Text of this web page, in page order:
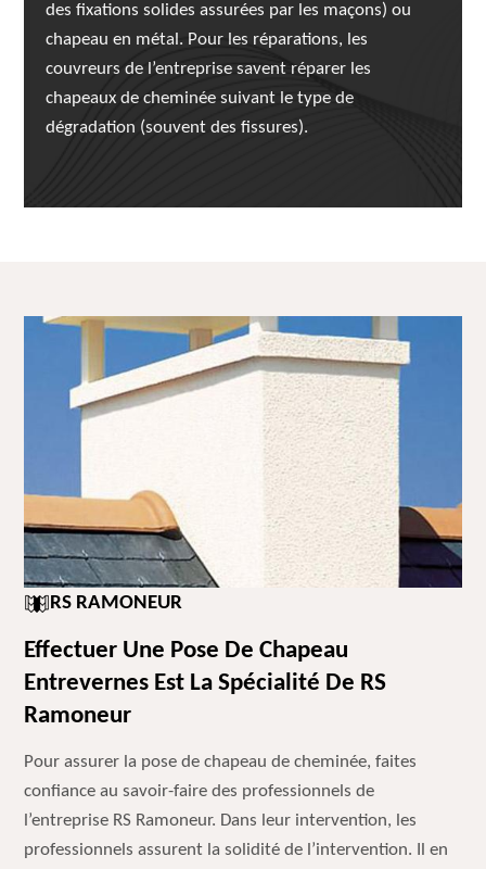
des fixations solides assurées par les maçons) ou
chapeau en métal. Pour les réparations, les
couvreurs de l’entreprise savent réparer les
chapeaux de cheminée suivant le type de
dégradation (souvent des fissures).
RS RAMONEUR
Effectuer Une Pose De Chapeau
Entrevernes Est La Spécialité De RS
Ramoneur
Pour assurer la pose de chapeau de cheminée, faites
confiance au savoir-faire des professionnels de
l’entreprise RS Ramoneur. Dans leur intervention, les
professionnels assurent la solidité de l’intervention. Il en